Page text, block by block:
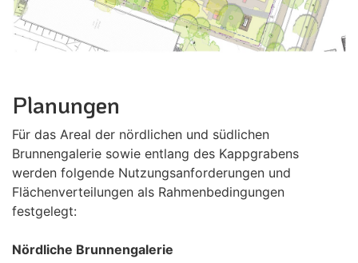
Planungen
Für das Areal der nördlichen und südlichen
Brunnengalerie sowie entlang des Kappgrabens
werden folgende Nutzungsanforderungen und
Flächenverteilungen als Rahmenbedingungen
festgelegt:
Nördliche Brunnengalerie